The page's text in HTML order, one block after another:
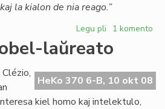
la kialon de nia reago.”
Legu pli pri
la
de
Dasgupta
1 komento
laŭreato
HeKo 370 6-B, 10 okt 08
kiel homo kaj intelektulo,